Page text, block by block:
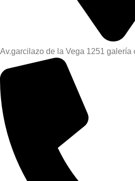
Av.garcilazo de la Vega 1251